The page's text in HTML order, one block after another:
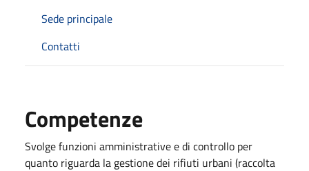
Sede principale
Contatti
Competenze
Svolge funzioni amministrative e di controllo per
quanto riguarda la gestione dei rifiuti urbani (raccolta